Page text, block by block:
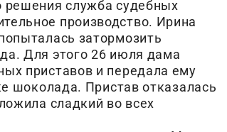
решения служба судебных
производство. Ирина
затормозить
Для этого 26 июля дама
приставов и передала ему
шоколада. Пристав отказалась
сладкий во всех